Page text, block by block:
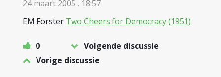
24 maart 2005 , 18:57
EM Forster Two Cheers for Democracy (1951)
0
Volgende discussie
Vorige discussie